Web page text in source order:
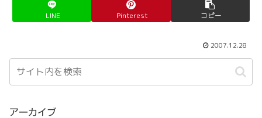
LINE Pinterest コピー
2007.12.28
アーカイブ